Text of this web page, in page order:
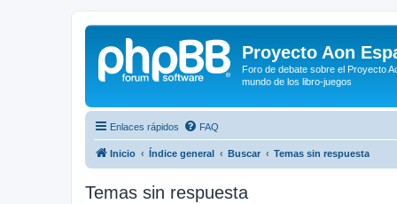
Proyecto Aon
Foro de debate sobre el Proyecto
mundo de los libro-juegos
Enlaces rápidos FAQ
Inicio Índice general Buscar Temas sin respuesta
Temas sin respuesta